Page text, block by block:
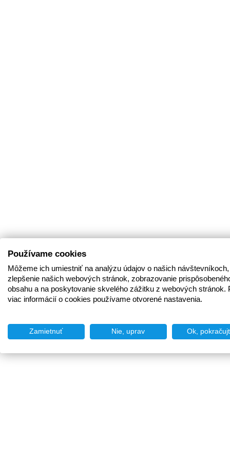
Používame cookies
Môžeme ich umiestniť na analýzu údajov o našich
zlepšenie našich webových stránok, zobrazovanie
obsahu a na poskytovanie skvelého zážitku z webových stránok.
viac informácií o cookies používame otvorené nastavenia.
Zamietnuť Nie, uprav Ok,